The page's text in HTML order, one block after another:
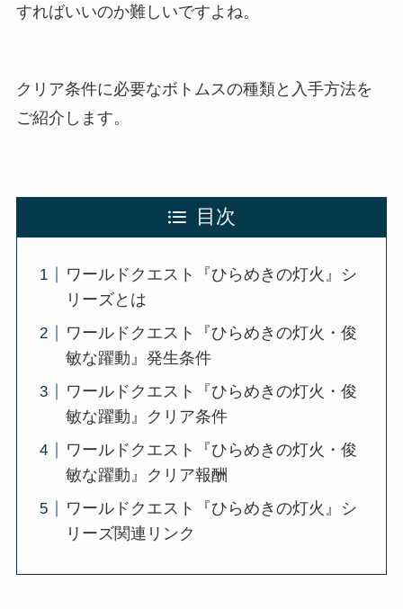
すればいいのか難しいですよね。
クリア条件に必要なボトムスの種類と入手方法を
ご紹介します。
目次
ワールドクエスト『ひらめきの灯火』シ
リーズとは
ワールドクエスト『ひらめきの灯火・俊
敏な躍動』発生条件
ワールドクエスト『ひらめきの灯火・俊
敏な躍動』クリア条件
ワールドクエスト『ひらめきの灯火・俊
敏な躍動』クリア報酬
ワールドクエスト『ひらめきの灯火』シ
リーズ関連リンク